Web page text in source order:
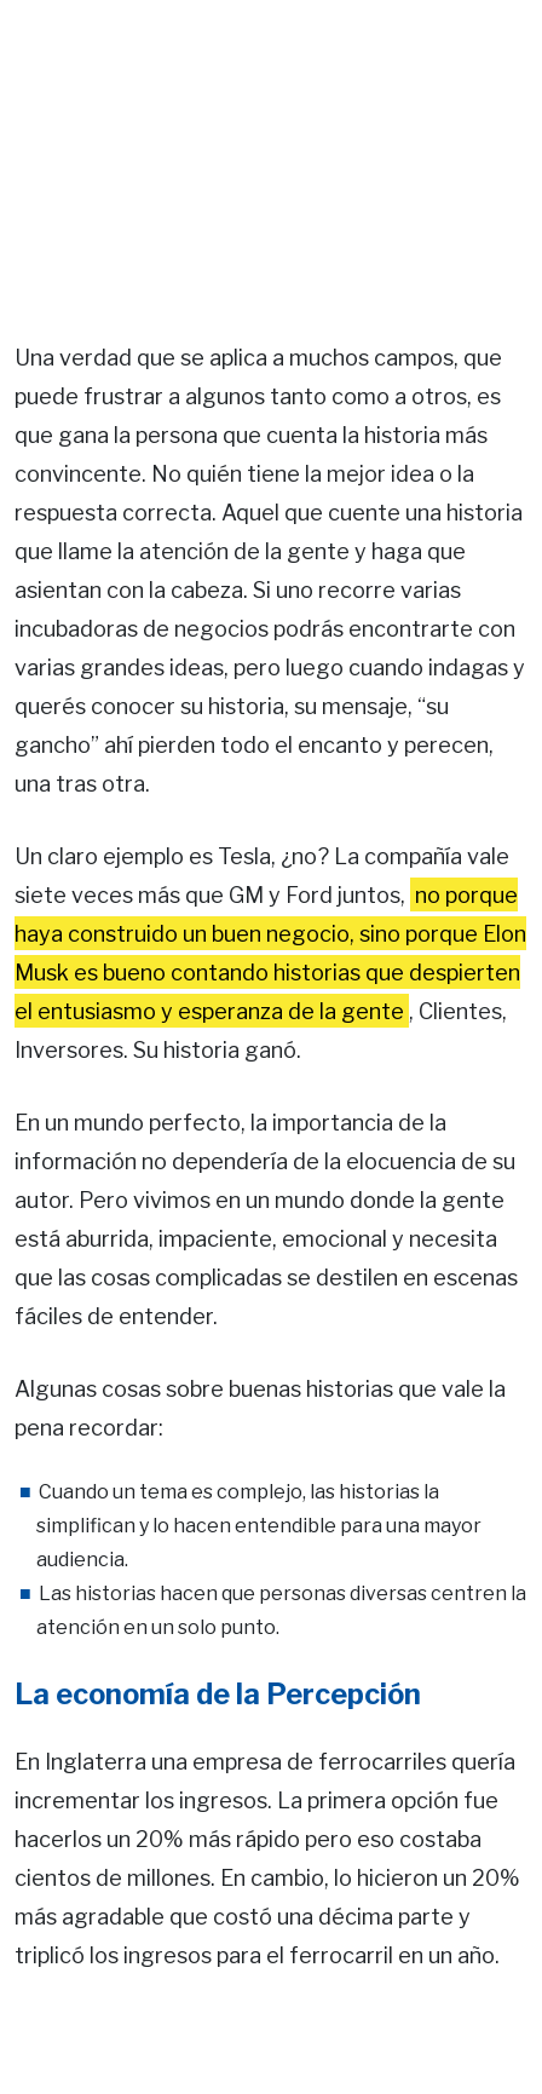
Una verdad que se aplica a muchos campos, que
puede frustrar a algunos tanto como a otros, es
que gana la persona que cuenta la historia más
convincente. No quién tiene la mejor idea o la
respuesta correcta. Aquel que cuente una historia
que llame la atención de la gente y haga que
asientan con la cabeza. Si uno recorre varias
incubadoras de negocios podrás encontrarte con
varias grandes ideas, pero luego cuando indagas y
querés conocer su historia, su mensaje, “su
gancho” ahí pierden todo el encanto y perecen,
una tras otra.
Un claro ejemplo es Tesla, ¿no? La compañía vale
siete veces más que GM y Ford juntos, no porque
haya construido un buen negocio, sino porque Elon
Musk es bueno contando historias que despierten
el entusiasmo y esperanza de la gente , Clientes,
Inversores. Su historia ganó.
En un mundo perfecto, la importancia de la
información no dependería de la elocuencia de su
autor. Pero vivimos en un mundo donde la gente
está aburrida, impaciente, emocional y necesita
que las cosas complicadas se destilen en escenas
fáciles de entender.
Algunas cosas sobre buenas historias que vale la
pena recordar:
Cuando un tema es complejo, las historias la
simplifican y lo hacen entendible para una mayor
audiencia.
Las historias hacen que personas diversas centren la
atención en un solo punto.
La economía de la Percepción
En Inglaterra una empresa de ferrocarriles quería
incrementar los ingresos. La primera opción fue
hacerlos un 20% más rápido pero eso costaba
cientos de millones. En cambio, lo hicieron un 20%
más agradable que costó una décima parte y
triplicó los ingresos para el ferrocarril en un año.